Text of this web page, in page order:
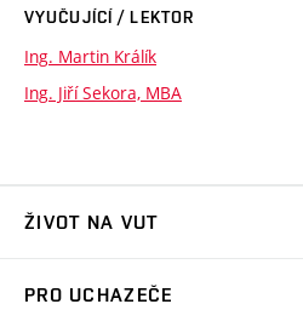
VYUČUJÍCÍ / LEKTOR
Ing. Martin Králík
Ing. Jiří Sekora, MBA
ŽIVOT NA VUT
PRO UCHAZEČE